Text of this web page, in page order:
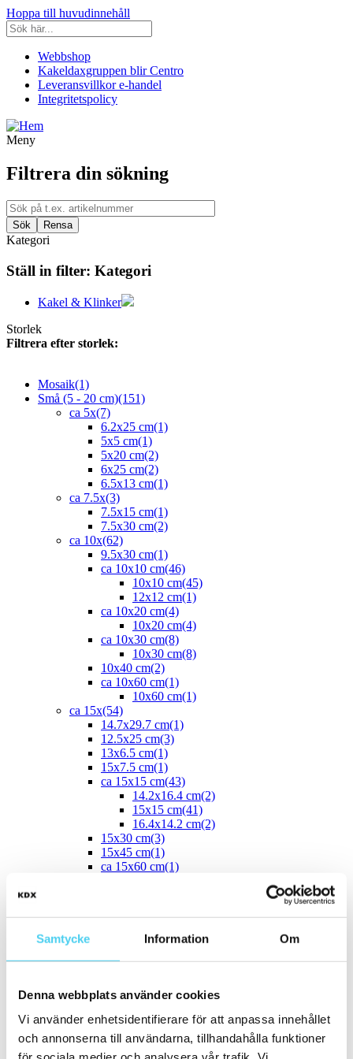
Samtycke Information Om
Denna webbplats använder cookies
Vi använder enhetsidentifierare för att anpassa innehållet
och annonserna till användarna, tillhandahålla funktioner
Hoppa till huvudinnehåll
Webbshop
Kakeldaxgruppen blir Centro
Leveransvillkor e-handel
Integritetspolicy
Meny
Filtrera din sökning
Kategori
Ställ in filter: Kategori
Kakel & Klinker
Storlek
Filtrera efter storlek:
Mosaik(1)
Små (5 - 20 cm)(151)
ca 5x(7)
6.2x25 cm(1)
5x5 cm(1)
5x20 cm(2)
6x25 cm(2)
6.5x13 cm(1)
ca 7.5x(3)
7.5x15 cm(1)
7.5x30 cm(2)
ca 10x(62)
9.5x30 cm(1)
ca 10x10 cm(46)
10x10 cm(45)
12x12 cm(1)
ca 10x20 cm(4)
10x20 cm(4)
ca 10x30 cm(8)
10x30 cm(8)
10x40 cm(2)
ca 10x60 cm(1)
10x60 cm(1)
ca 15x(54)
14.7x29.7 cm(1)
12.5x25 cm(3)
13x6.5 cm(1)
15x7.5 cm(1)
ca 15x15 cm(43)
14.2x16.4 cm(2)
15x15 cm(41)
16.4x14.2 cm(2)
15x30 cm(3)
15x45 cm(1)
ca 15x60 cm(1)
(2)
20x25 cm(1)
20x40 cm(1)
20x58 cm(1)
20x60 cm(1)
Mellan (25 - 50 cm)